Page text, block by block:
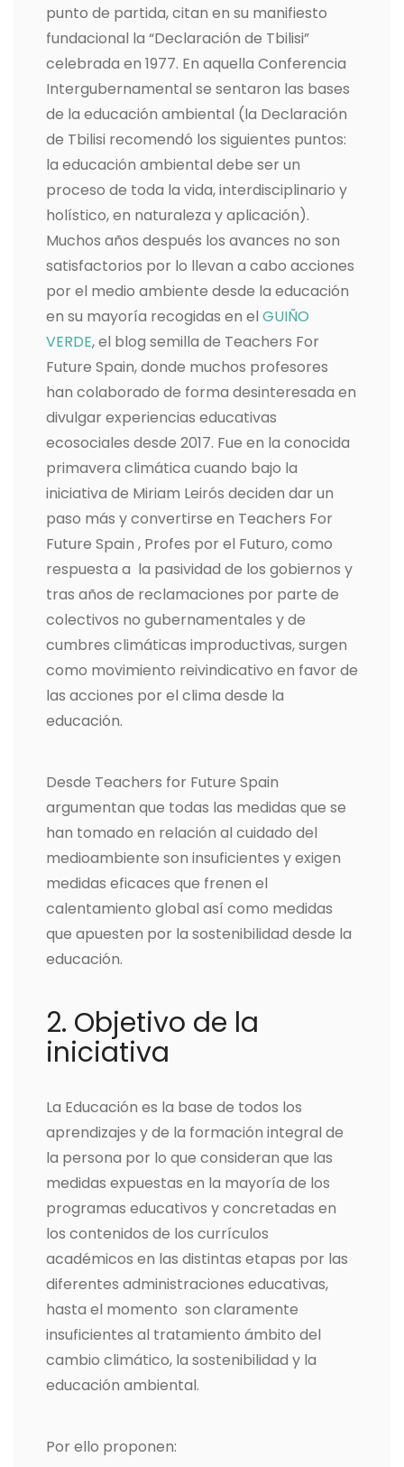
punto de partida, citan en su manifiesto
fundacional la “Declaración de Tbilisi”
celebrada en 1977. En aquella Conferencia
Intergubernamental se sentaron las bases
de la educación ambiental (la Declaración
de Tbilisi recomendó los siguientes puntos:
la educación ambiental debe ser un
proceso de toda la vida, interdisciplinario y
holístico, en naturaleza y aplicación).
Muchos años después los avances no son
satisfactorios por lo llevan a cabo acciones
por el medio ambiente desde la educación
en su mayoría recogidas en el GUIÑO
VERDE, el blog semilla de Teachers For
Future Spain, donde muchos profesores
han colaborado de forma desinteresada en
divulgar experiencias educativas
ecosociales desde 2017. Fue en la conocida
primavera climática cuando bajo la
iniciativa de Miriam Leirós deciden dar un
paso más y convertirse en Teachers For
Future Spain , Profes por el Futuro, como
respuesta a la pasividad de los gobiernos y
tras años de reclamaciones por parte de
colectivos no gubernamentales y de
cumbres climáticas improductivas, surgen
como movimiento reivindicativo en favor de
las acciones por el clima desde la
educación.
Desde Teachers for Future Spain
argumentan que todas las medidas que se
han tomado en relación al cuidado del
medioambiente son insuficientes y exigen
medidas eficaces que frenen el
calentamiento global así como medidas
que apuesten por la sostenibilidad desde la
educación.
2. Objetivo de la
iniciativa
La Educación es la base de todos los
aprendizajes y de la formación integral de
la persona por lo que consideran que las
medidas expuestas en la mayoría de los
programas educativos y concretadas en
los contenidos de los currículos
académicos en las distintas etapas por las
diferentes administraciones educativas,
hasta el momento son claramente
insuficientes al tratamiento ámbito del
cambio climático, la sostenibilidad y la
educación ambiental.
Por ello proponen: